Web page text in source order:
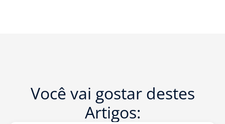
Você vai gostar destes
Artigos: